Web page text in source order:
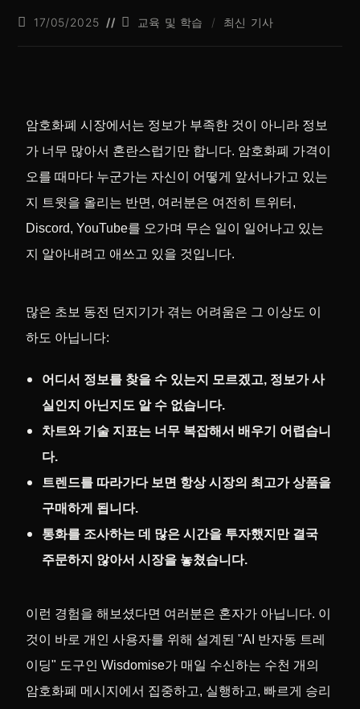
17/05/2025 교육 및 학습 / 최신 기사
암호화폐 시장에서는 정보가 부족한 것이 아니라 정보
가 너무 많아서 혼란스럽기만 합니다. 암호화폐 가격이
오를 때마다 누군가는 자신이 어떻게 앞서나가고 있는
지 트윗을 올리는 반면, 여러분은 여전히 트위터,
Discord, YouTube를 오가며 무슨 일이 일어나고 있는
지 알아내려고 애쓰고 있을 것입니다.
많은 초보 동전 던지기가 겪는 어려움은 그 이상도 이
하도 아닙니다:
어디서 정보를 찾을 수 있는지 모르겠고, 정보가 사
실인지 아닌지도 알 수 없습니다.
차트와 기술 지표는 너무 복잡해서 배우기 어렵습니
다.
트렌드를 따라가다 보면 항상 시장의 최고가 상품을
구매하게 됩니다.
통화를 조사하는 데 많은 시간을 투자했지만 결국
주문하지 않아서 시장을 놓쳤습니다.
이런 경험을 해보셨다면 여러분은 혼자가 아닙니다. 이
것이 바로 개인 사용자를 위해 설계된 "AI 반자동 트레
이딩" 도구인 Wisdomise가 매일 수신하는 수천 개의
암호화폐 메시지에서 집중하고, 실행하고, 빠르게 승리